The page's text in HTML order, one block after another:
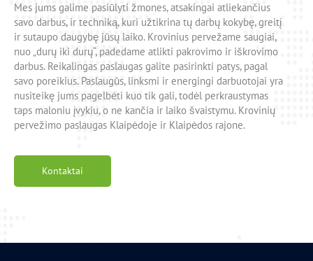
Mes jums galime pasiūlyti žmones, atsakingai atliekančius
savo darbus, ir techniką, kuri užtikrina tų darbų kokybę, greitį
ir sutaupo daugybę jūsų laiko. Krovinius pervežame saugiai,
nuo „durų iki durų“, padedame atlikti pakrovimo ir iškrovimo
darbus. Reikalingas paslaugas galite pasirinkti patys, pagal
savo poreikius. Paslaugūs, linksmi ir energingi darbuotojai yra
nusiteikę jums pagelbėti kuo tik gali, todėl perkraustymas
taps maloniu įvykiu, o ne kančia ir laiko švaistymu. Krovinių
pervežimo paslaugas Klaipėdoje ir Klaipėdos rajone.
Kontaktai